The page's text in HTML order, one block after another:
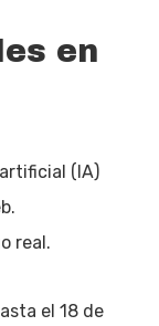
en
(IA)
real.
el 18 de